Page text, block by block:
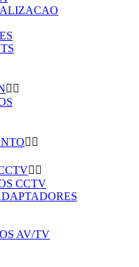
 
 
 
CCTV
AV/TV